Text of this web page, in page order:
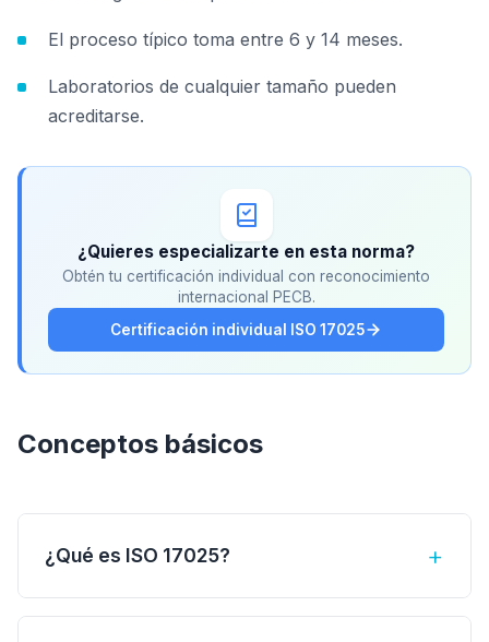
El proceso típico toma entre 6 y 14 meses.
Laboratorios de cualquier tamaño pueden
acreditarse.
¿Quieres especializarte en esta norma?
Obtén tu certificación individual con reconocimiento
internacional PECB.
Certificación individual ISO 17025
Conceptos básicos
¿Qué es ISO 17025? +
ISO/IEC 17025:2017 es la norma internacional